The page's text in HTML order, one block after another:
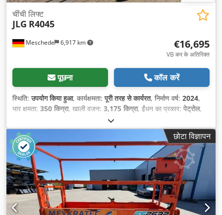
Meschede 6,917 km
चींची लिफ्ट
JLG R4045
€16,695
VB कर के अतिरिक्त
पूछना कॉल करें
स्थिति:उपयोग किया हुआ, कार्यक्षमता:पूरी तरह से कार्यरत, निर्माण वर्ष: 2024,
भार क्षमता: 350 किग्रा, खाली वजन: 3,175 किग्रा, ईंधन का प्रकार: पेट्रोल,
, ड्राइव प्रकार:Benzin
कार्य ऊँचाई:14,000 मिमी,
छोटा विज्ञापन